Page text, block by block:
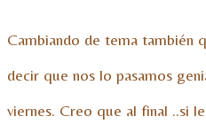
Cambiando de tema también
decir que nos lo pasamos
viernes. Creo que al final ..si